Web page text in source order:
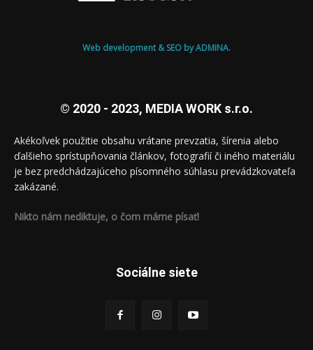
Web development & SEO by ADMINA.
© 2020 - 2023, MEDIA WORK s.r.o.
Akékoľvek použitie obsahu vrátane prevzatia, šírenia alebo
ďalšieho sprístupňovania článkov, fotografií či iného materiálu
je bez predchádzajúceho písomného súhlasu prevádzkovateľa
zakázané.
Nikto nám nediktuje, o čom máme písať!
Sociálne siete